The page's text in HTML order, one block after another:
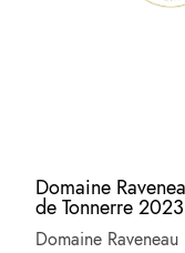
Domaine
de Tonnerre 2023
Domaine Raveneau